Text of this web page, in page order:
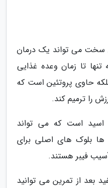
سخت می تواند یک درمان
تا زمان وعده غذایی
حاوی پروتئین است که
را ترمیم کند.
اسید است که می تواند
ها بلوک های اصلی برای
فیبر هستند.
بعد از تمرین می توانید